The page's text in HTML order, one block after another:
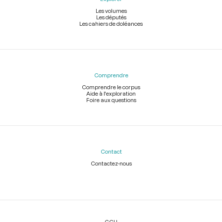
Les volumes
Les députés
Les cahiers de doléances
Comprendre
Comprendre le corpus
Aide à l'exploration
Foire aux questions
Contact
Contactez-nous
Légal